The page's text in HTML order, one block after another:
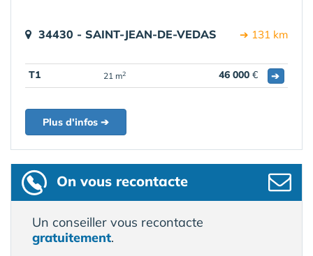
34430 - SAINT-JEAN-DE-VEDAS ➔ 131 km
T1 21 m2 46 000 € ➔
Plus d'infos ➔
On vous recontacte
Un conseiller vous recontacte
gratuitement.